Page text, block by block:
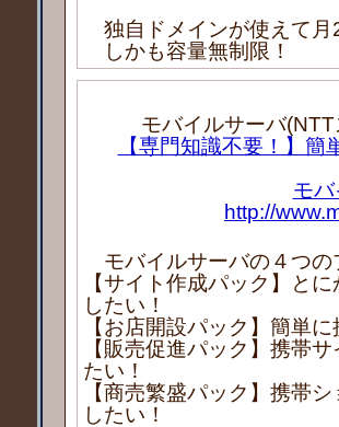
独自ドメインが使えて月
しかも容量無制限！
モバイルサーバ
【専門知識不要！】
モ
http://
モバイルサーバの４つ
【サイト作成パック】と
したい！
【お店開設パック】簡単
【販売促進パック】携帯
たい！
【商売繁盛パック】携帯
したい！